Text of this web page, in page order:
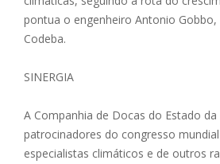
pontua o engenheiro Antonio
Codeba.
SINERGIA
A Companhia de Docas do Estado
patrocinadores do congresso
especialistas climáticos e de outros